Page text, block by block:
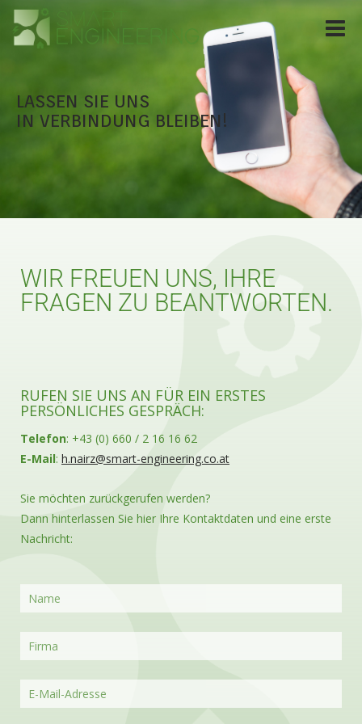
Toggle
LASSEN SIE UNS
IN VERBINDUNG BLEIBEN!
WIR FREUEN UNS, IHRE
FRAGEN ZU BEANTWORTEN.
RUFEN SIE UNS AN FÜR EIN ERSTES
PERSÖNLICHES GESPRÄCH:
Telefon: +43 (0) 660 / 2 16 16 62
E-Mail: h.nairz@smart-engineering.co.at
Sie möchten zurückgerufen werden?
Dann hinterlassen Sie hier Ihre Kontaktdaten und eine erste
Nachricht: